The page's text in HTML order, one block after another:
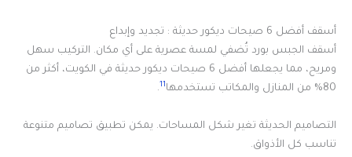
أسقف أفضل 6 صيحات ديكور حديثة : تجديد وإبداع
أسقف الجبس بورد تُضفي لمسة عصرية على أي مكان. التركيب سهل
ومريح، مما يجعلها أفضل 6 صيحات ديكور حديثة في الكويت، أكثر من
80% من المنازل والمكاتب تستخدمها
11
.
التصاميم الحديثة تغير شكل المساحات. يمكن تطبيق تصاميم متنوعة
تناسب كل الأذواق.